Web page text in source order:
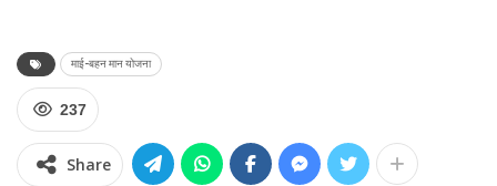
माई-बहन मान योजना
237
Share